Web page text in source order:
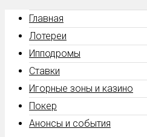
Главная
Лотереи
Ипподромы
Ставки
Игорные зоны и казино
Покер
Анонсы и события